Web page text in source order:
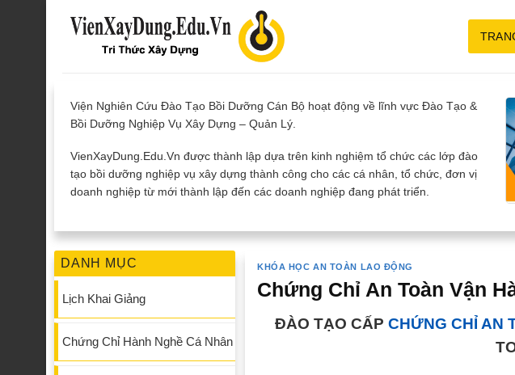
Viện Nghiên Cứu Đào Tạo Bồi Dưỡng Cán Bộ hoạt động về lĩnh vực Đào Tạo &
Bồi Dưỡng Nghiệp Vụ Xây Dựng – Quản Lý.
VienXayDung.Edu.Vn được thành lập dựa trên kinh nghiệm tổ chức các lớp đào
tạo bồi dưỡng nghiệp vụ xây dựng thành công cho các cá nhân, tổ chức, đơn vị
doanh nghiệp từ mới thành lập đến các doanh nghiệp đang phát triển.
DANH MỤC
Lịch Khai Giảng
Chứng Chỉ Hành Nghề Cá Nhân
KHÓA HỌC AN TOÀN LAO ĐỘNG
Chứng Chỉ An Toàn Vận
ĐÀO TẠO CẤP CHỨNG CHỈ AN